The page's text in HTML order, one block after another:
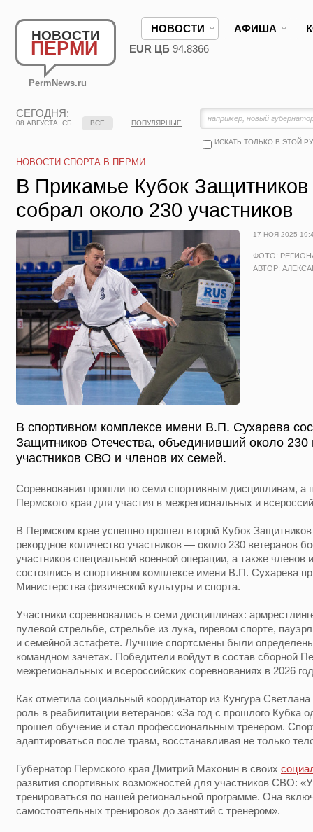
НОВОСТИ
ПЕРМИ
PermNews.ru
НОВОСТИ АФИША
EUR ЦБ 94.8366
СЕГОДНЯ:
08 АВГУСТА, СБ
ИСКАТЬ ТОЛЬКО В ЭТОЙ
ВСЕ ПОПУЛЯРНЫЕ
НОВОСТИ СПОРТА В ПЕРМИ
В Прикамье Кубок Защитников
собрал около 230 участников
17 НОЯ 2025
ФОТО:
АВТОР:
В спортивном комплексе имени В.П. Сухарева
Защитников Отечества, объединивший около 230
участников СВО и членов их семей.
Соревнования прошли по семи спортивным дисциплинам, а
Пермского края для участия в межрегиональных и
В Пермском крае успешно прошел второй Кубок
рекордное количество участников — около 230 ветеранов
участников специальной военной операции, а также членов
состоялись в спортивном комплексе имени В.П. Сухарева
Министерства физической культуры и спорта.
Участники соревновались в семи дисциплинах:
пулевой стрельбе, стрельбе из лука, гиревом спорте,
и семейной эстафете. Лучшие спортсмены были
командном зачетах. Победители войдут в состав сборной
межрегиональных и всероссийских соревнованиях в 2026
Как отметила социальный координатор из Кунгура
роль в реабилитации ветеранов: «За год с прошлого Кубка
прошел обучение и стал профессиональным тренером.
адаптироваться после травм, восстанавливая не только
Губернатор Пермского края Дмитрий Махонин в своих
развития спортивных возможностей для участников СВО:
тренироваться по нашей региональной программе. Она
самостоятельных тренировок до занятий с тренером».